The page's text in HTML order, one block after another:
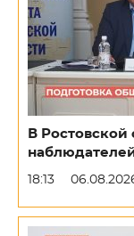
В Ростовской
18:13